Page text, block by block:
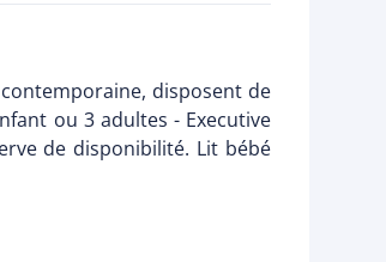
disposent de
ou 3 adultes - Executive
de disponibilité. Lit bébé